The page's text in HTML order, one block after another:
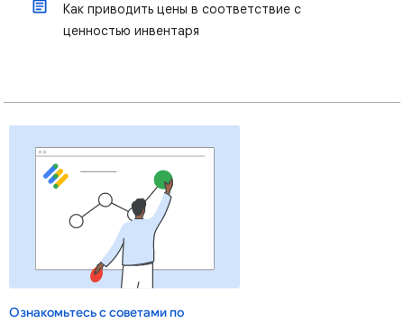
Как приводить цены в соответствие с
ценностью инвентаря
Ознакомьтесь с советами по